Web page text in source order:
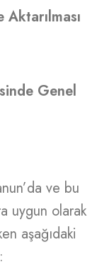
Genel
ve bu
uygun olarak
aşağıdaki